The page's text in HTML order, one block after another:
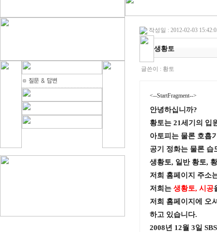
작성일 : 2012-02-03
생황토
글쓴이 : 황토
<--StartFragment-->
안녕하십니까?
황토는 21세기의 입
아토피는 물론 호흡
공기 정화는 물론 습
생황토, 일반 황토,
저희 홈페이지 주소
저희는 생황토, 시공
저희 홈페이지에 오
하고 있습니다.
2008년 12월 3일